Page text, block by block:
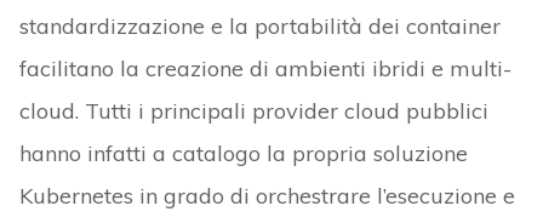
standardizzazione e la portabilità dei container
facilitano la creazione di ambienti ibridi e multi-
cloud. Tutti i principali provider cloud pubblici
hanno infatti a catalogo la propria soluzione
Kubernetes in grado di orchestrare l’esecuzione e